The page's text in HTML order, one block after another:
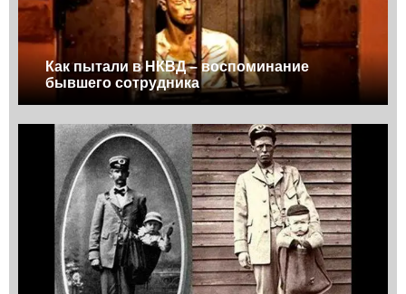
Как пытали в НКВД – воспоминание
бывшего сотрудника